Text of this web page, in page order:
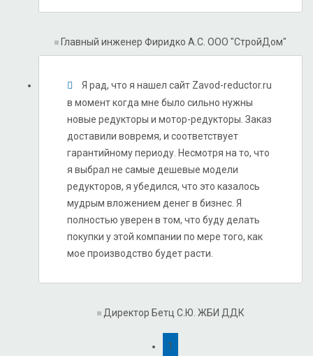
Главный инженер Фиридко А.С. ООО "СтройДом"
Я рад, что я нашел сайт Zavod-reductor.ru
в момент когда мне было сильно нужны
новые редукторы и мотор-редукторы. Заказ
доставили вовремя, и соответствует
гарантийному периоду. Несмотря на то, что
я выбрал не самые дешевые модели
редукторов, я убедился, что это казалось
мудрым вложением денег в бизнес. Я
полностью уверен в том, что буду делать
покупки у этой компании по мере того, как
мое производство будет расти.
Директор Бетц С.Ю. ЖБИ ДДК
1